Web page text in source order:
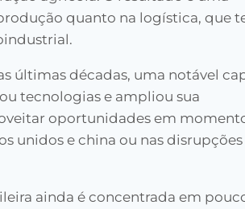
quanto na logística, que
últimas décadas, uma notável
tecnologias e ampliou sua
oportunidades em
unidos e china ou nas disrupções
ainda é concentrada em